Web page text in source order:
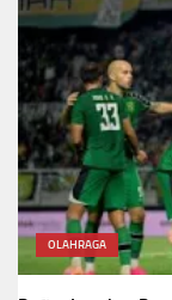
OLAHRAGA